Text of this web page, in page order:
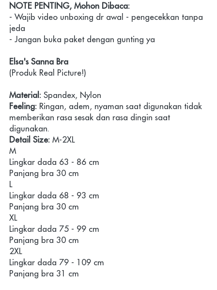
NOTE PENTING, Mohon Dibaca:
- Wajib video unboxing dr awal - pengecekkan tanpa
jeda
- Jangan buka paket dengan gunting ya
Elsa's Sanna Bra
(Produk Real Picture!)
Material: Spandex, Nylon
Feeling: Ringan, adem, nyaman saat digunakan tidak
memberikan rasa sesak dan rasa dingin saat
digunakan.
Detail Size: M-2XL
M
Lingkar dada 63 - 86 cm
Panjang bra 30 cm
L
Lingkar dada 68 - 93 cm
Panjang bra 30 cm
XL
Lingkar dada 75 - 99 cm
Panjang bra 30 cm
2XL
Lingkar dada 79 - 109 cm
Panjang bra 31 cm